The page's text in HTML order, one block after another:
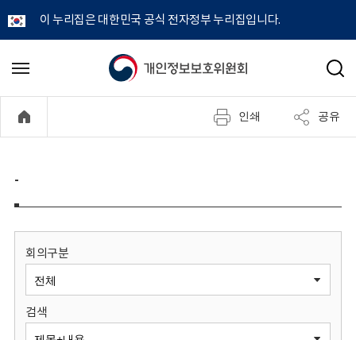
이 누리집은 대한민국 공식 전자정부 누리집입니다.
개
정
보
원
메
기
검
인쇄 공유
-
회의구분
검색